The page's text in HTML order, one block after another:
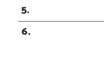
5
6